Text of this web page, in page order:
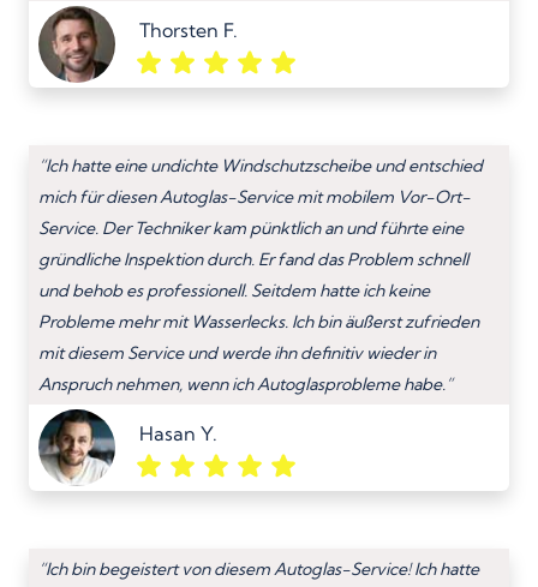
Thorsten F.
“Ich hatte eine undichte Windschutzscheibe und entschied
mich für diesen Autoglas-Service mit mobilem Vor-Ort-
Service. Der Techniker kam pünktlich an und führte eine
gründliche Inspektion durch. Er fand das Problem schnell
und behob es professionell. Seitdem hatte ich keine
Probleme mehr mit Wasserlecks. Ich bin äußerst zufrieden
mit diesem Service und werde ihn definitiv wieder in
Anspruch nehmen, wenn ich Autoglasprobleme habe.”
Hasan Y.
“Ich bin begeistert von diesem Autoglas-Service! Ich hatte